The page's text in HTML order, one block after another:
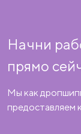
Начни
прямо
Мы как
предоставляем